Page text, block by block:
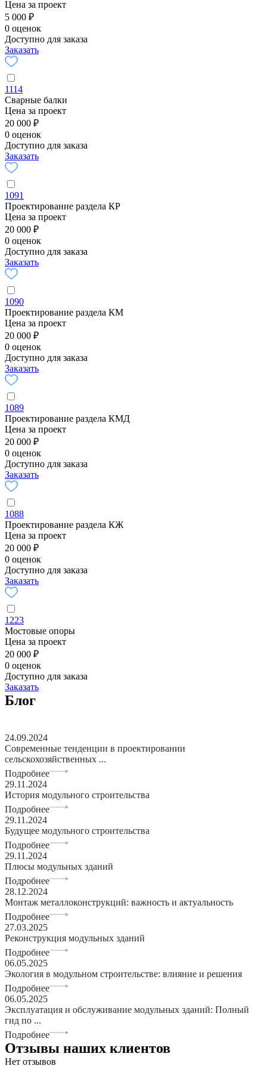
Цена за проект
5 000 ₽
0 оценок
Доступно для заказа
Заказать
1114
Сварные балки
Цена за проект
20 000 ₽
0 оценок
Доступно для заказа
Заказать
1091
Проектирование раздела КР
Цена за проект
20 000 ₽
0 оценок
Доступно для заказа
Заказать
1090
Проектирование раздела КМ
Цена за проект
20 000 ₽
0 оценок
Доступно для заказа
Заказать
1089
Проектирование раздела КМД
Цена за проект
20 000 ₽
0 оценок
Доступно для заказа
Заказать
1088
Проектирование раздела КЖ
Цена за проект
20 000 ₽
0 оценок
Доступно для заказа
Заказать
1223
Мостовые опоры
Цена за проект
20 000 ₽
0 оценок
Доступно для заказа
Заказать
Блог
24.09.2024
Современные тенденции в проектировании
сельскохозяйственных ...
Подробнее
29.11.2024
История модульного строительства
Подробнее
29.11.2024
Будущее модульного строительства
Подробнее
29.11.2024
Плюсы модульных зданий
Подробнее
28.12.2024
Монтаж металлоконструкций: важность и актуальность
Подробнее
27.03.2025
Реконструкция модульных зданий
Подробнее
06.05.2025
Экология в модульном строительстве: влияние и решения
Подробнее
06.05.2025
Эксплуатация и обслуживание модульных зданий: Полный
гид по ...
Подробнее
Отзывы наших клиентов
Нет отзывов